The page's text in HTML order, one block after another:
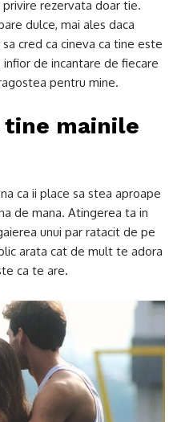
rezervata doar tie.
dulce, mai ales daca
cred ca cineva ca tine este
infior de incantare de fiecare
pentru mine.
tine mainile
ca ii place sa stea aproape
de mana. Atingerea ta in
unui par ratacit de pe
arata cat de mult te adora
ca te are.